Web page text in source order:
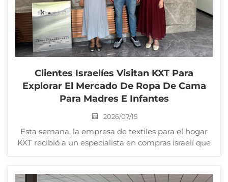
Clientes Israelíes Visitan KXT Para
Explorar El Mercado De Ropa De Cama
Para Madres E Infantes
2026/07/15
Esta semana, la empresa de textiles para el hogar
KXT recibió a un especialista en compras israelí que
evaluación de los productos. Este especialista en